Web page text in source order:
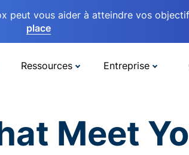
peut vous aider à atteindre vos
place
Ressources Entreprise
Meet